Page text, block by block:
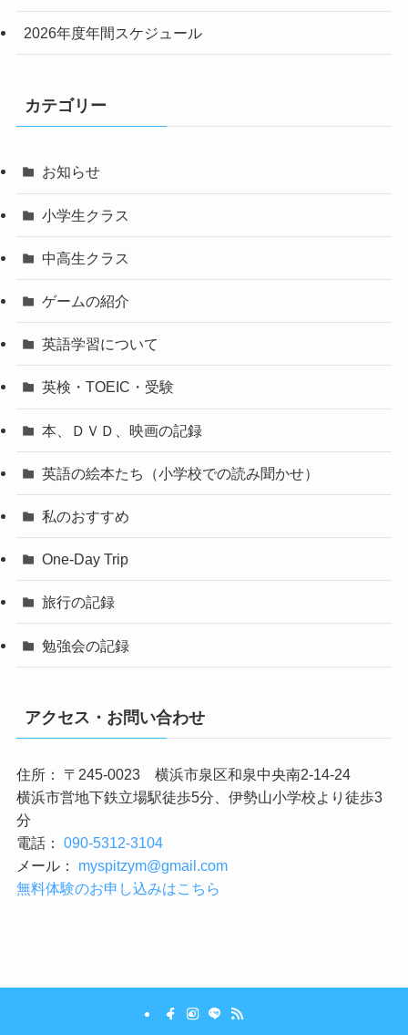
2026年度年間スケジュール
カテゴリー
お知らせ
小学生クラス
中高生クラス
ゲームの紹介
英語学習について
英検・TOEIC・受験
本、ＤＶＤ、映画の記録
英語の絵本たち（小学校での読み聞かせ）
私のおすすめ
One-Day Trip
旅行の記録
勉強会の記録
アクセス・お問い合わせ
住所： 〒245-0023 横浜市泉区和泉中央南2-14-24
横浜市営地下鉄立場駅徒歩5分、伊勢山小学校より徒歩3
分
電話： 090-5312-3104
メール： myspitzym@gmail.com
無料体験のお申し込みはこちら